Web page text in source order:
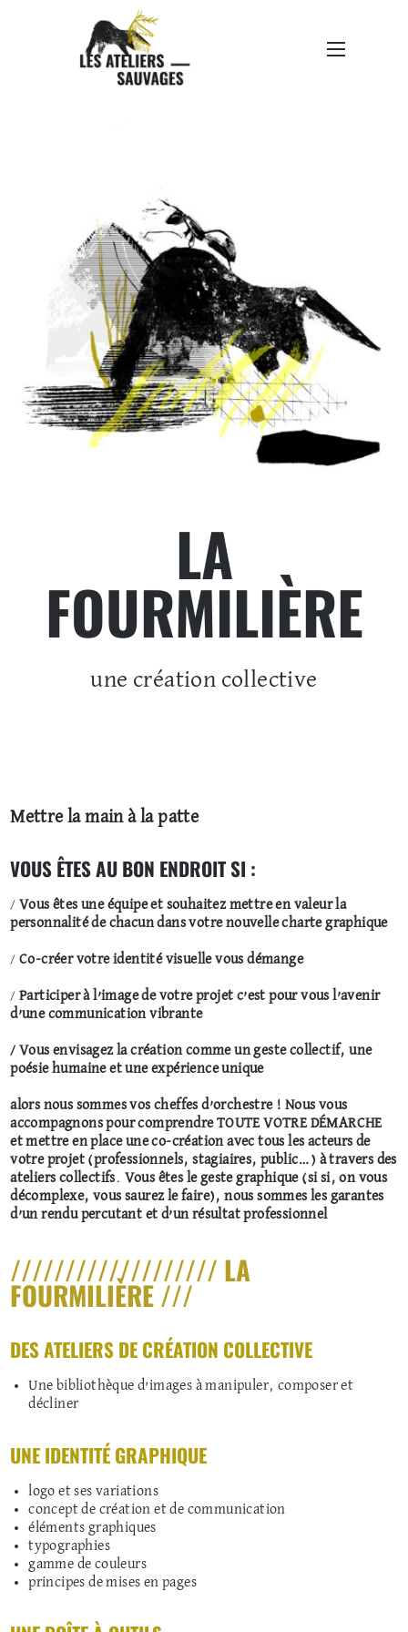
LA
FOURMILIÈRE
une création collective
Mettre la main à la patte
VOUS ÊTES AU BON ENDROIT SI :
/Vous êtes une équipe et souhaitez mettre en valeur la
personnalité de chacun dans votre nouvelle charte graphique
/Co-créer votre identité visuelle vous démange
/Participer à l’image de votre projet c’est pour vous l’avenir
d’une communication vibrante
/ Vous envisagez la création comme un geste collectif, une
poésie humaine et une expérience unique
alors nous sommes vos cheffes d’orchestre ! Nous vous
accompagnons pour comprendre TOUTE VOTRE DÉMARCHE
et mettre en place une co-création avec tous les acteurs de
votre projet (professionnels, stagiaires, public…) à travers des
ateliers collectifs. Vous êtes le geste graphique (si si, on vous
décomplexe, vous saurez le faire), nous sommes les garantes
d’un rendu percutant et d’un résultat professionnel
/////////////////// LA
FOURMILIÈRE ///
DES ATELIERS DE CRÉATION COLLECTIVE
Une bibliothèque d’images à manipuler, composer et
décliner
UNE IDENTITÉ GRAPHIQUE
logo et ses variations
concept de création et de communication
éléments graphiques
typographies
gamme de couleurs
principes de mises en pages